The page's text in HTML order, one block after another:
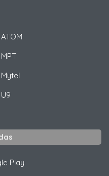
ATOM
MPT
Mytel
U9
Play